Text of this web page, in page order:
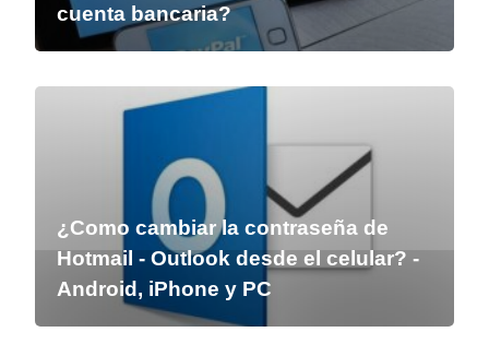
cuenta bancaria?
¿Como cambiar la contraseña de
Hotmail - Outlook desde el celular? -
Android, iPhone y PC